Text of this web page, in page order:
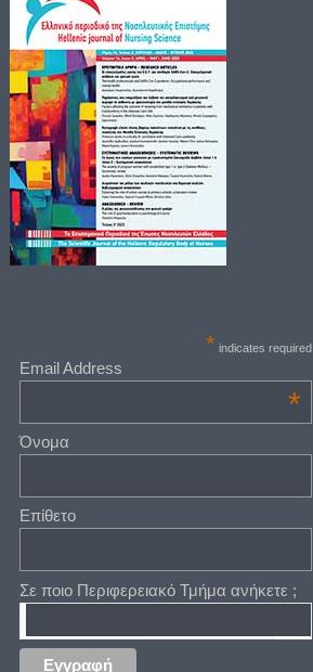
* indicates required
Email Address
*
Όνομα
Επίθετο
Σε ποιο Περιφερειακό Τμήμα ανήκετε ;